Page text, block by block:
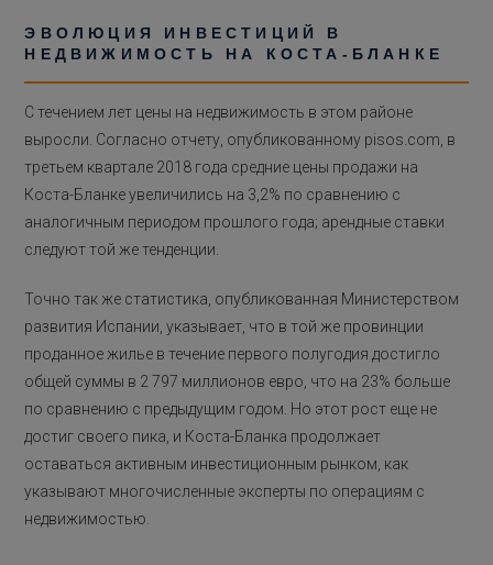
ЭВОЛЮЦИЯ ИНВЕСТИЦИЙ В
НЕДВИЖИМОСТЬ НА КОСТА-БЛАНКЕ
С течением лет цены на недвижимость в этом районе
выросли. Согласно отчету, опубликованному pisos.com, в
третьем квартале 2018 года средние цены продажи на
Коста-Бланке увеличились на 3,2% по сравнению с
аналогичным периодом прошлого года; арендные ставки
следуют той же тенденции.
Точно так же статистика, опубликованная Министерством
развития Испании, указывает, что в той же провинции
проданное жилье в течение первого полугодия достигло
общей суммы в 2 797 миллионов евро, что на 23% больше
по сравнению с предыдущим годом. Но этот рост еще не
достиг своего пика, и Коста-Бланка продолжает
оставаться активным инвестиционным рынком, как
указывают многочисленные эксперты по операциям с
недвижимостью.